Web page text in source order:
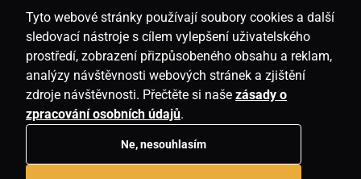
SK
Tyto webové stránky používají soubory cookies a další
sledovací nástroje s cílem vylepšení uživatelského
prostředí, zobrazení přizpůsobeného obsahu a reklam,
analýzy návštěvnosti webových stránek a zjištění
zdroje návštěvnosti. Přečtěte si naše zásady o
zpracování osobních údajů.
Ne, nesouhlasím